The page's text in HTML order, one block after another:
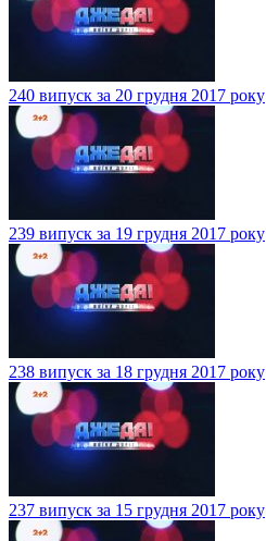
240 випуск за 20 грудня 2017 року
239 випуск за 19 грудня 2017 року
238 випуск за 18 грудня 2017 року
237 випуск за 15 грудня 2017 року